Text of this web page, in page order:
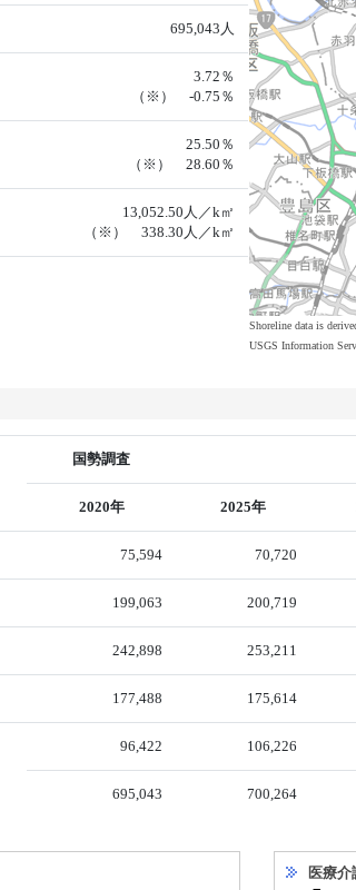
695,043人
3.72％
（※） -0.75％
25.50％
（※） 28.60％
13,052.50人／k㎡
（※） 338.30人／k㎡
Shoreline data is
USGS Information
国勢調査
2020年 2025年
75,594 70,720
199,063 200,719
242,898 253,211
177,488 175,614
96,422 106,226
695,043 700,264
医療介